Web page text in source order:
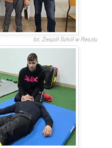
fot. Zespół Szkół w Reszlu